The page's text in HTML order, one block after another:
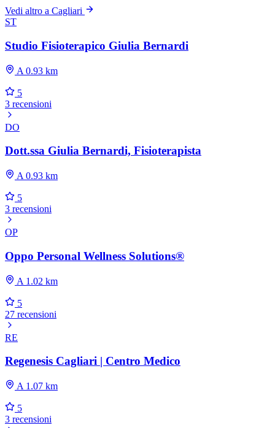
Vedi altro a Cagliari
ST
Studio Fisioterapico Giulia Bernardi
A 0.93 km
5
3 recensioni
DO
Dott.ssa Giulia Bernardi, Fisioterapista
A 0.93 km
5
3 recensioni
OP
Oppo Personal Wellness Solutions®
A 1.02 km
5
27 recensioni
RE
Regenesis Cagliari | Centro Medico
A 1.07 km
5
3 recensioni